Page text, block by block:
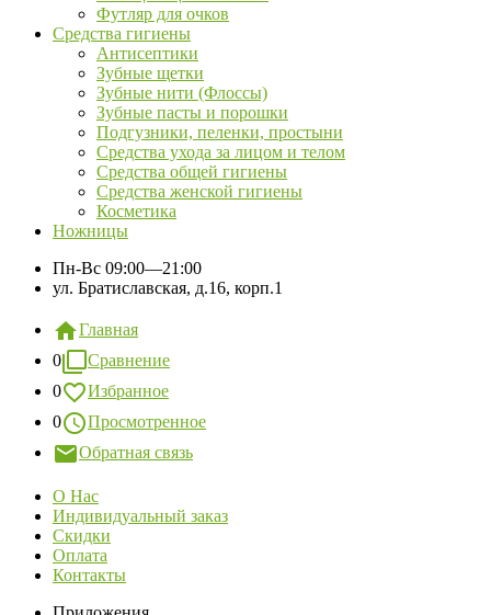
Футляр для очков
Средства гигиены
Антисептики
Зубные щетки
Зубные нити (Флоссы)
Зубные пасты и порошки
Подгузники, пеленки, простыни
Средства ухода за лицом и телом
Средства общей гигиены
Средства женской гигиены
Косметика
Ножницы
Пн-Вс 09:00—21:00
ул. Братиславская, д.16, корп.1
Главная
0
Сравнение
0
Избранное
0
Просмотренное
Обратная связь
О Нас
Индивидуальный заказ
Скидки
Оплата
Контакты